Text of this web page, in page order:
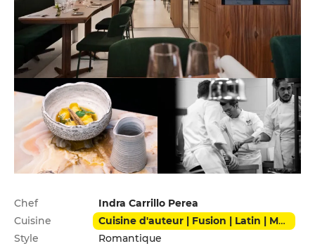
Infos pratiques
Chef
Indra Carrillo Perea
Cuisine
Cuisine d'auteur | Fusion | Latin | Méditerranéen
Style
Romantique